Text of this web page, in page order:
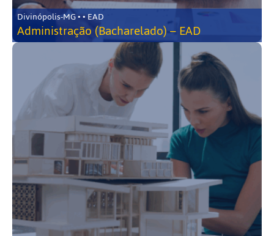
Divinópolis-MG • • EAD
Administração (Bacharelado) – EAD